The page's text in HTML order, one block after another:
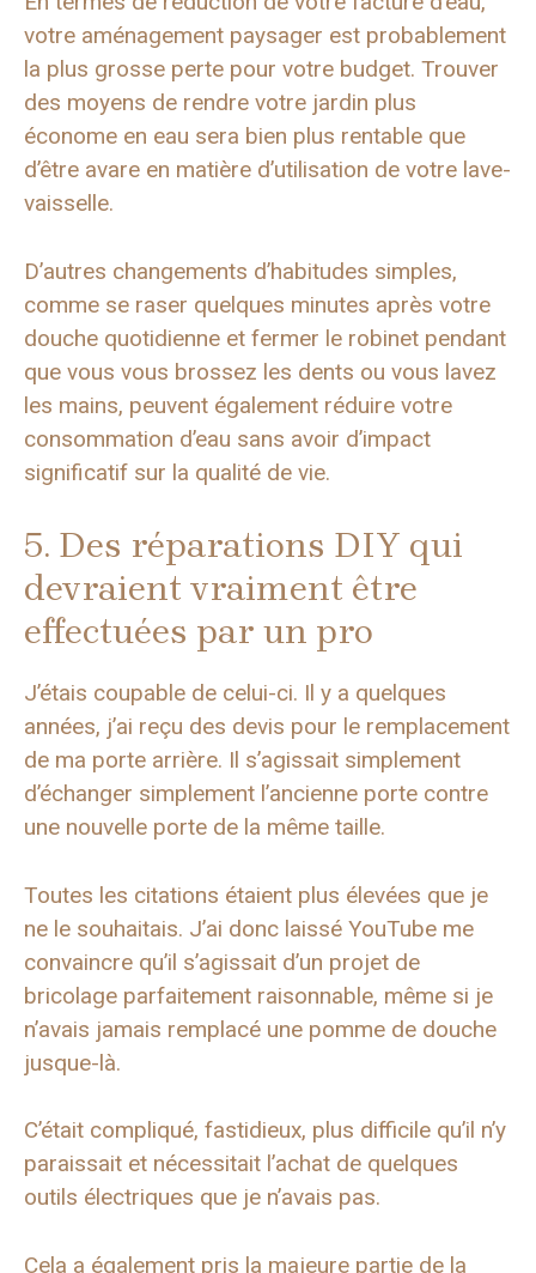
votre aménagement paysager est probablement
la plus grosse perte pour votre budget. Trouver
des moyens de rendre votre jardin plus
économe en eau sera bien plus rentable que
d’être avare en matière d’utilisation de votre lave-
vaisselle.
D’autres changements d’habitudes simples,
comme se raser quelques minutes après votre
douche quotidienne et fermer le robinet pendant
que vous vous brossez les dents ou vous lavez
les mains, peuvent également réduire votre
consommation d’eau sans avoir d’impact
significatif sur la qualité de vie.
5. Des réparations DIY qui
devraient vraiment être
effectuées par un pro
J’étais coupable de celui-ci. Il y a quelques
années, j’ai reçu des devis pour le remplacement
de ma porte arrière. Il s’agissait simplement
d’échanger simplement l’ancienne porte contre
une nouvelle porte de la même taille.
Toutes les citations étaient plus élevées que je
ne le souhaitais. J’ai donc laissé YouTube me
convaincre qu’il s’agissait d’un projet de
bricolage parfaitement raisonnable, même si je
n’avais jamais remplacé une pomme de douche
jusque-là.
C’était compliqué, fastidieux, plus difficile qu’il n’y
paraissait et nécessitait l’achat de quelques
outils électriques que je n’avais pas.
Cela a également pris la majeure partie de la